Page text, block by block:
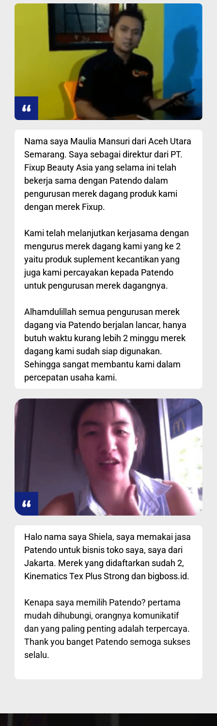
Nama saya Maulia Mansuri dari Aceh Utara
Semarang. Saya sebagai direktur dari PT.
Fixup Beauty Asia yang selama ini telah
bekerja sama dengan Patendo dalam
pengurusan merek dagang produk kami
dengan merek Fixup.
Kami telah melanjutkan kerjasama dengan
mengurus merek dagang kami yang ke 2
yaitu produk suplement kecantikan yang
juga kami percayakan kepada Patendo
untuk pengurusan merek dagangnya.
Alhamdulillah semua pengurusan merek
dagang via Patendo berjalan lancar, hanya
butuh waktu kurang lebih 2 minggu merek
dagang kami sudah siap digunakan.
Sehingga sangat membantu kami dalam
percepatan usaha kami.
Halo nama saya Shiela, saya memakai jasa
Patendo untuk bisnis toko saya, saya dari
Jakarta. Merek yang didaftarkan sudah 2,
Kinematics Tex Plus Strong dan bigboss.id.
Kenapa saya memilih Patendo? pertama
mudah dihubungi, orangnya komunikatif
dan yang paling penting adalah terpercaya.
Thank you banget Patendo semoga sukses
selalu.